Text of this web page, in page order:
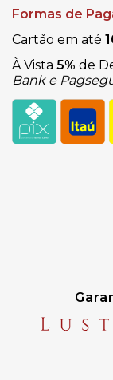
Formas de
Cartão em até
À Vista 5% de
Bank e